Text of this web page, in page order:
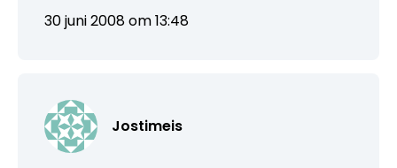
30 juni 2008 om 13:48
Jostimeis